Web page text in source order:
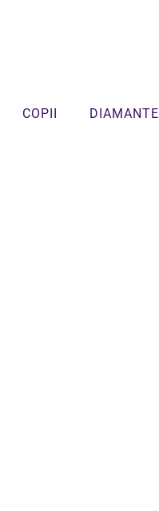
COPII DIAMANTE